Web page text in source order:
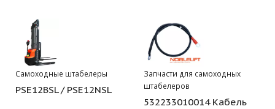
Самоходные штабелеры
PSE12BSL / PSE12NSL
Запчасти для самоходных
штабелеров
532233010014 Кабель